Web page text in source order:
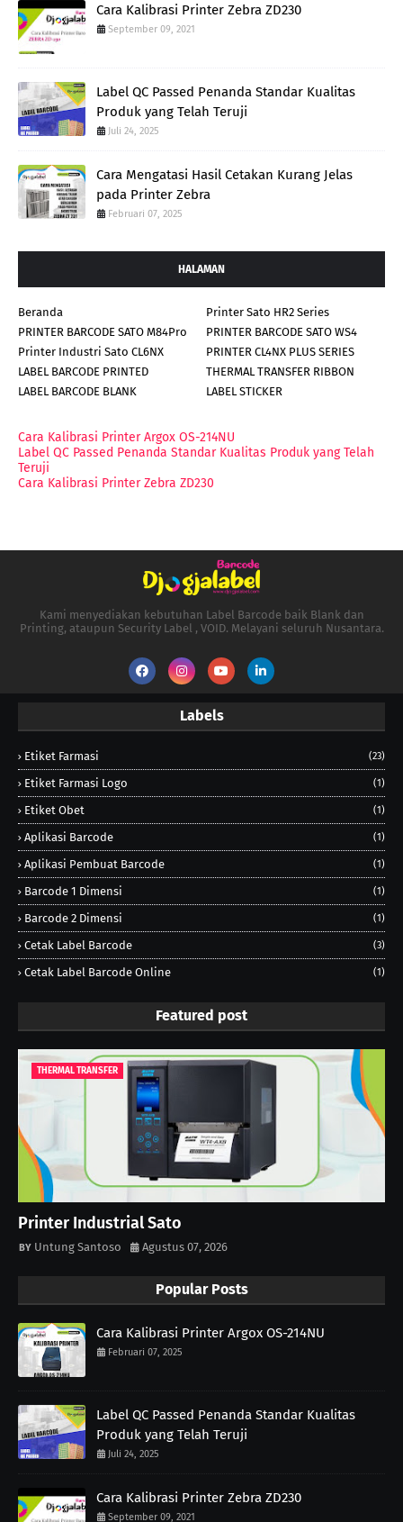
Cara Kalibrasi Printer Zebra ZD230
September 09, 2021
Label QC Passed Penanda Standar Kualitas
Produk yang Telah Teruji
Juli 24, 2025
Cara Mengatasi Hasil Cetakan Kurang Jelas
pada Printer Zebra
Februari 07, 2025
HALAMAN
Beranda
Printer Sato HR2 Series
PRINTER BARCODE SATO M84Pro
PRINTER BARCODE SATO WS4
Printer Industri Sato CL6NX
PRINTER CL4NX PLUS SERIES
LABEL BARCODE PRINTED
THERMAL TRANSFER RIBBON
LABEL BARCODE BLANK
LABEL STICKER
Cara Kalibrasi Printer Argox OS-214NU
Label QC Passed Penanda Standar Kualitas Produk yang Telah
Teruji
Cara Kalibrasi Printer Zebra ZD230
Kami menyediakan kebutuhan Label Barcode baik Blank dan
Printing, ataupun Security Label , VOID. Melayani seluruh Nusantara.
Labels
Etiket Farmasi (23)
Etiket Farmasi Logo (1)
Etiket Obet (1)
Aplikasi Barcode (1)
Aplikasi Pembuat Barcode (1)
Barcode 1 Dimensi (1)
Barcode 2 Dimensi (1)
Cetak Label Barcode (3)
Cetak Label Barcode Online (1)
Featured post
THERMAL TRANSFER
Printer Industrial Sato
Untung Santoso Agustus 07, 2026
Popular Posts
Cara Kalibrasi Printer Argox OS-214NU
Februari 07, 2025
Label QC Passed Penanda Standar Kualitas
Produk yang Telah Teruji
Juli 24, 2025
Cara Kalibrasi Printer Zebra ZD230
September 09, 2021